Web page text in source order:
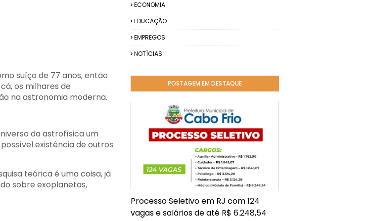
suíço de 77 anos, então
os milhares de
na astronomia moderna.
da astrofísica um
existência de outros
teórica é uma coisa, já
sobre exoplanetas,
ECONOMIA
EDUCAÇÃO
EMPREGOS
NOTÍCIAS
POSTAGEM EM DESTAQUE
Processo Seletivo em RJ com 124
vagas e salários de até R$ 6.248,54